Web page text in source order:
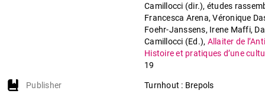
Camillocci (dir.), études
Francesca Arena, Véronique
Foehr-Janssens, Irene Maffi,
Camillocci (Ed.), Allaiter de
Histoire et pratiques d’une
19
Publisher Turnhout : Brepols